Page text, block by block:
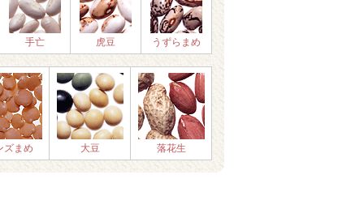
手亡 虎豆 うずらまめ
ズまめ 大豆 落花生